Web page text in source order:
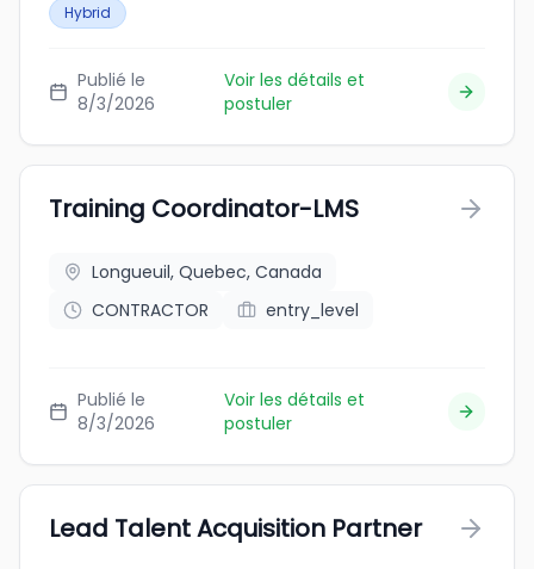
Hybrid
Publié le
8/3/2026
Voir les détails et
postuler
Training Coordinator-LMS
Longueuil, Quebec, Canada
CONTRACTOR
entry_level
Publié le
8/3/2026
Voir les détails et
postuler
Lead Talent Acquisition Partner